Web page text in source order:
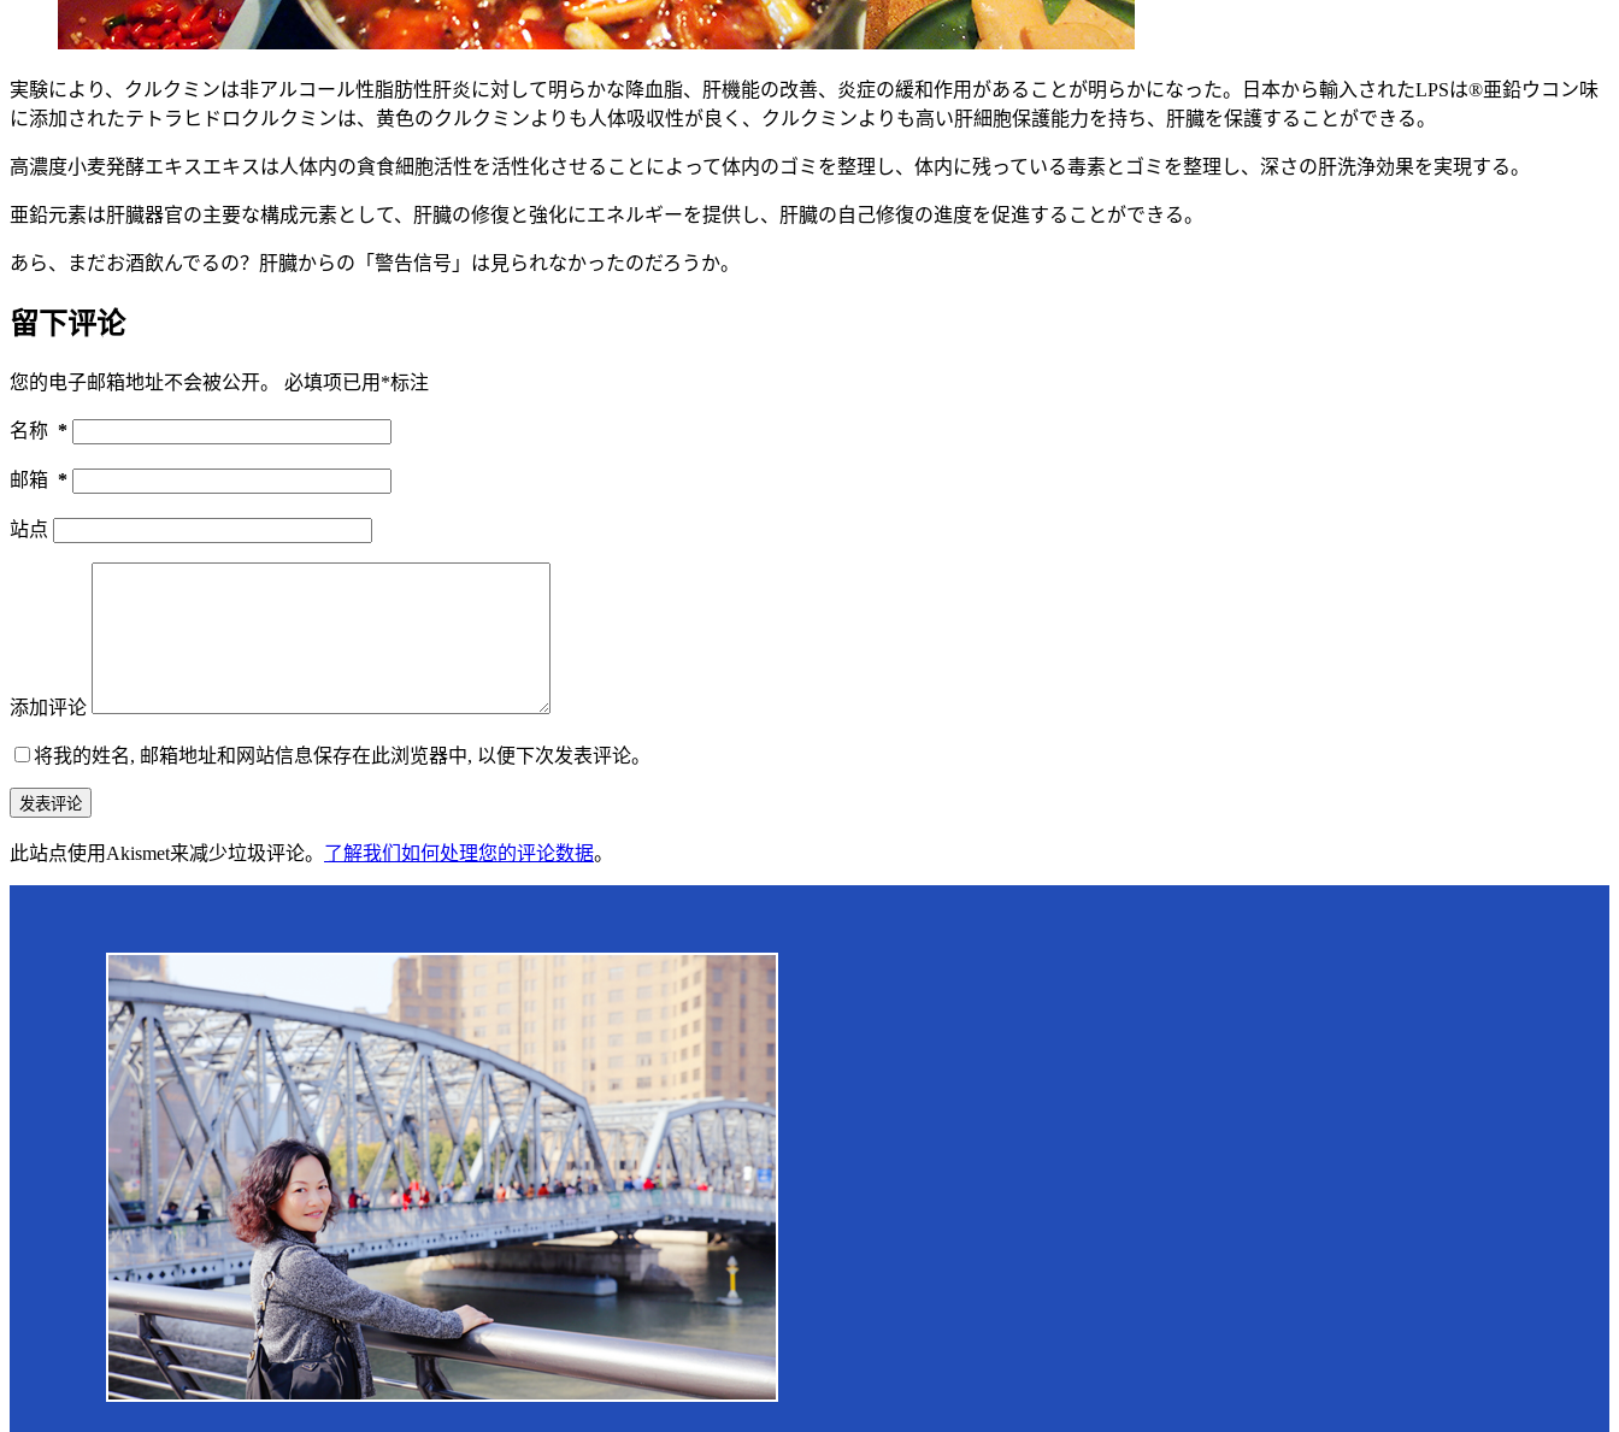
実験により、クルクミンは非アルコール性脂肪性肝炎に対して明らかな降血脂、肝機能の改善、炎症の緩和作用があることが明らかになった。日本から輸入されたLPSは®亜鉛ウコン味
に添加されたテトラヒドロクルクミンは、黄色のクルクミンよりも人体吸収性が良く、クルクミンよりも高い肝細胞保護能力を持ち、肝臓を保護することができる。
高濃度小麦発酵エキスエキスは人体内の貪食細胞活性を活性化させることによって体内のゴミを整理し、体内に残っている毒素とゴミを整理し、深さの肝洗浄効果を実現する。
亜鉛元素は肝臓器官の主要な構成元素として、肝臓の修復と強化にエネルギーを提供し、肝臓の自己修復の進度を促進することができる。
あら、まだお酒飲んでるの？肝臓からの「警告信号」は見られなかったのだろうか。
留下评论
您的电子邮箱地址不会被公开。 必填项已用 *标注
名称 *
邮箱 *
站点
添加评论
将我的姓名, 邮箱地址和网站信息保存在此浏览器中, 以便下次发表评论。
发表评论
此站点使用Akismet来减少垃圾评论。 了解我们如何处理您的评论数据。